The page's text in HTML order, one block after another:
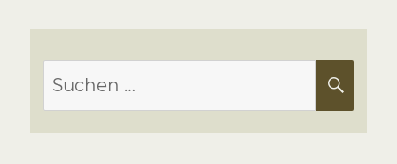
Suchen
nach: